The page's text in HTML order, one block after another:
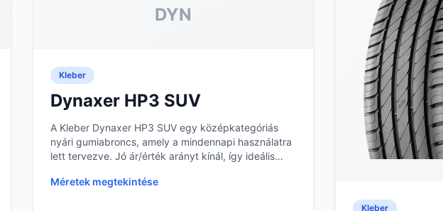
DYN
Kleber
Dynaxer HP3 SUV
A Kleber Dynaxer HP3 SUV egy középkategóriás
nyári gumiabroncs, amely a mindennapi használatra
lett tervezve. Jó ár/érték arányt kínál, így ideális
Méretek megtekintése
Kleber